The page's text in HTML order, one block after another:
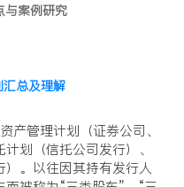
与案例研究
总及理解
产管理计划（证券公司、
划（信托公司发行）、
。以往因其持有发行人